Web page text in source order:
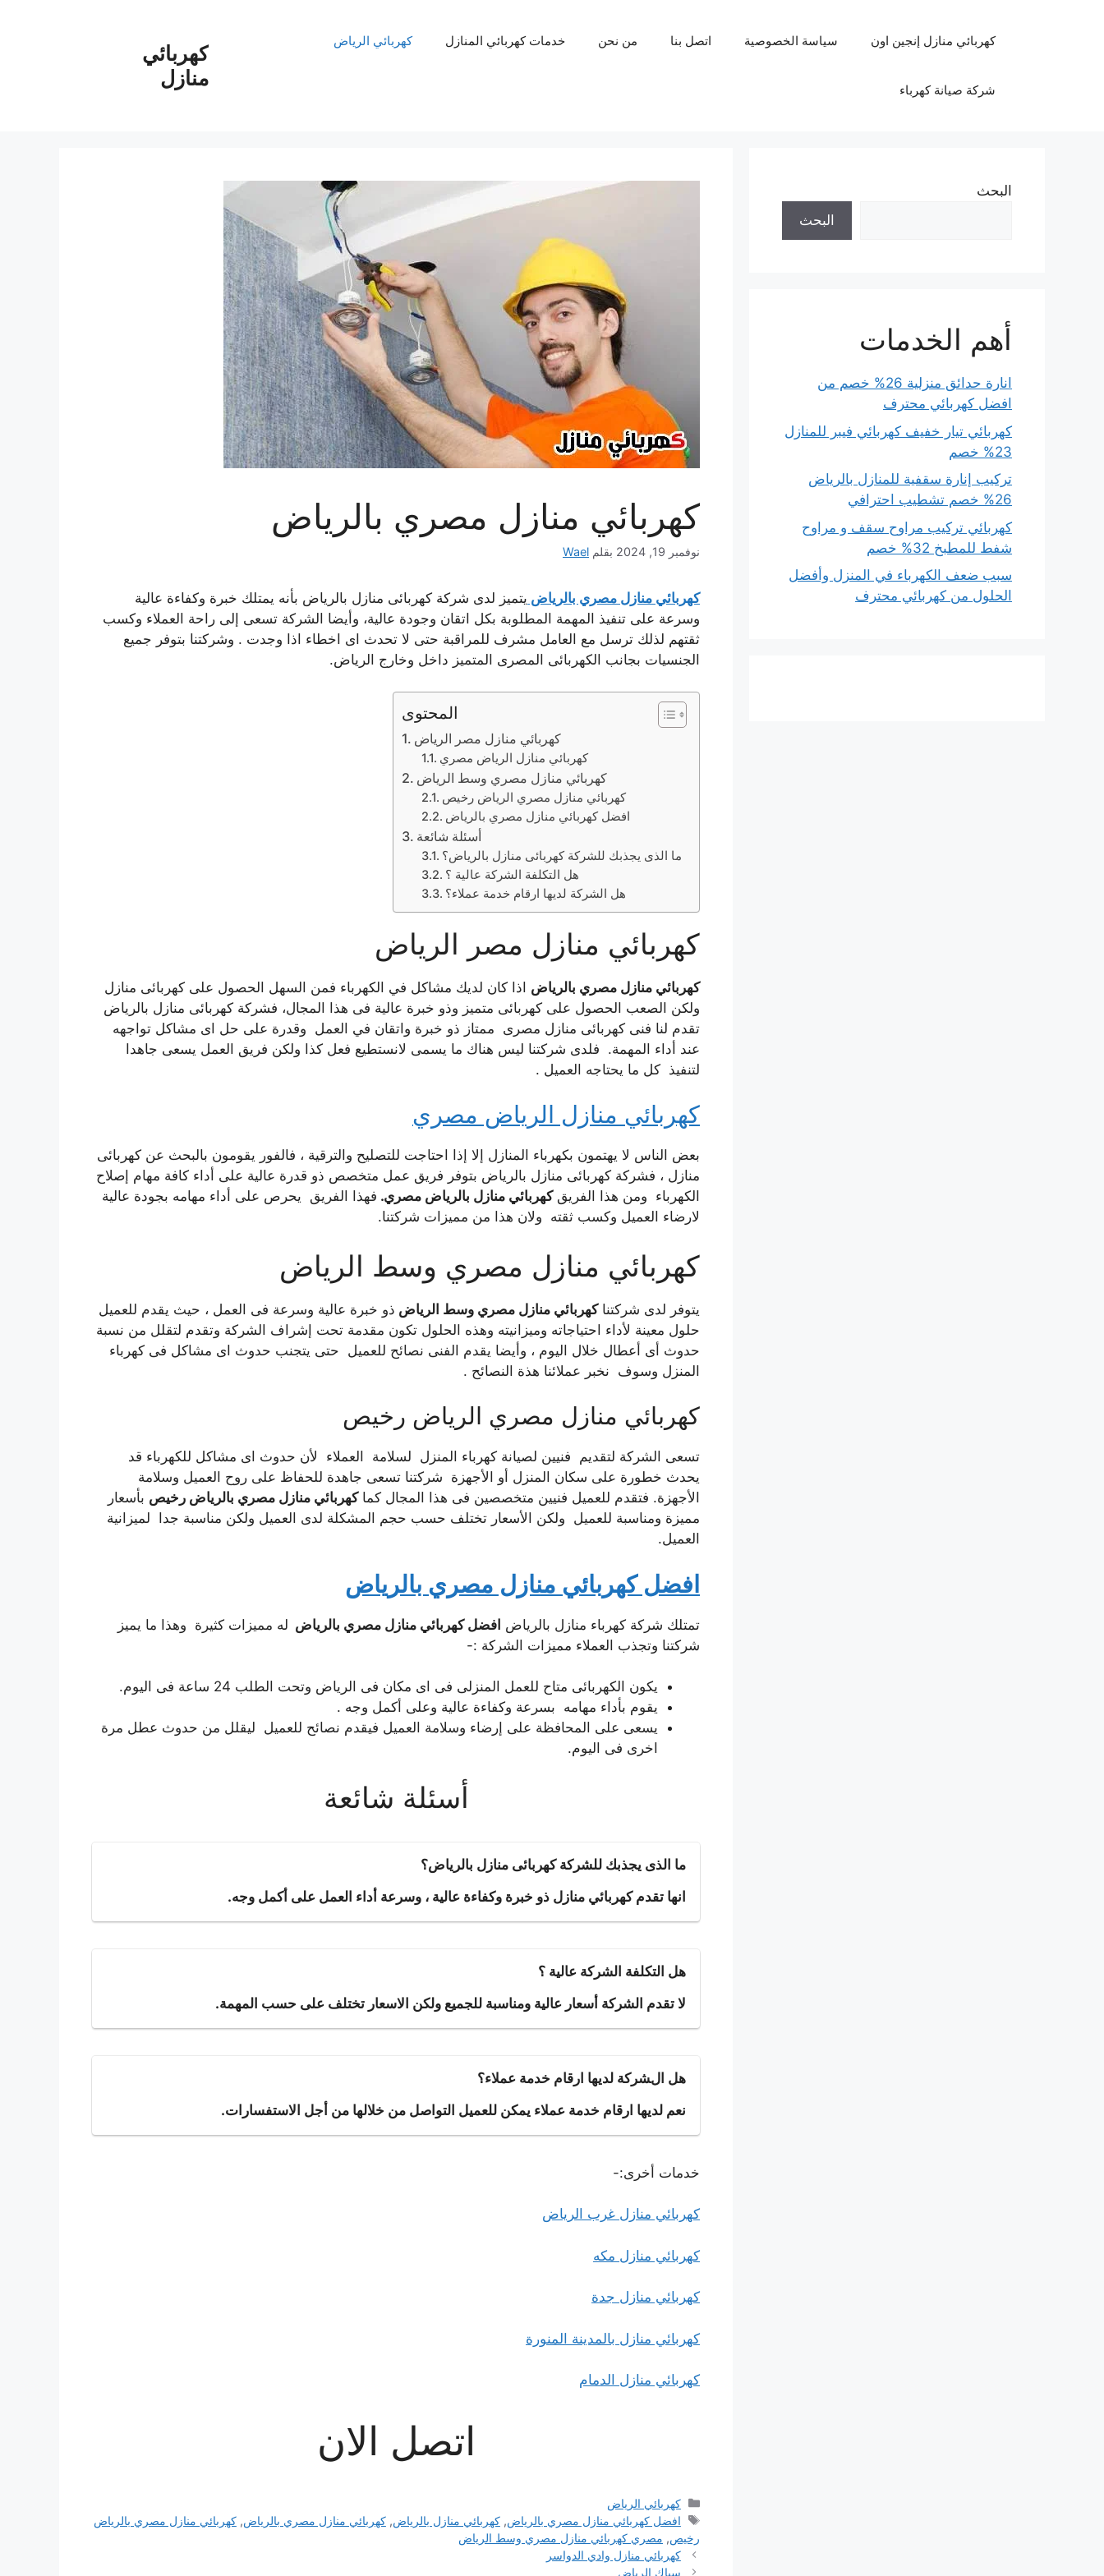
كهربائي
منازل
كهربائي منازل إنجين اون سياسة الخصوصية اتصل بنا من نحن خدمات كهربائي المنازل كهربائي الرياض
شركة صيانة كهرباء
كهربائي منازل مصري بالرياض
نوفمبر 19, 2024 بقلم Wael
كهربائي منازل مصري بالرياض يتميز لدى شركة كهربائى منازل بالرياض بأنه يمتلك خبرة وكفاءة عالية
وسرعة على تنفيذ المهمة المطلوبة بكل اتقان وجودة عالية، وأيضا الشركة تسعى إلى راحة العملاء وكسب
ثقتهم لذلك ترسل مع العامل مشرف للمراقبة حتى لا تحدث اى اخطاء اذا وجدت . وشركتنا بتوفر جميع
الجنسيات بجانب الكهربائى المصرى المتميز داخل وخارج الرياض.
المحتوى
كهربائي منازل مصر الرياض
كهربائي منازل الرياض مصري
كهربائي منازل مصري وسط الرياض
كهربائي منازل مصري الرياض رخيص
افضل كهربائي منازل مصري بالرياض
أسئلة شائعة
ما الذى يجذبك للشركة كهربائى منازل بالرياض؟
هل التكلفة الشركة عالية ؟
هل الشركة لديها ارقام خدمة عملاء؟
كهربائي منازل مصر الرياض
كهربائي منازل مصري بالرياض اذا كان لديك مشاكل في الكهرباء فمن السهل الحصول على كهربائى منازل
ولكن الصعب الحصول على كهربائى متميز وذو خبرة عالية فى هذا المجال، فشركة كهربائى منازل بالرياض
تقدم لنا فنى كهربائى منازل مصرى ممتاز ذو خبرة واتقان في العمل وقدرة على حل اى مشاكل تواجهه
عند أداء المهمة. فلدى شركتنا ليس هناك ما يسمى لانستطيع فعل كذا ولكن فريق العمل يسعى جاهدا
لتنفيذ كل ما يحتاجه العميل .
كهربائي منازل الرياض مصري
بعض الناس لا يهتمون بكهرباء المنازل إلا إذا احتاجت للتصليح والترقية ، فالفور يقومون بالبحث عن كهربائى
منازل ، فشركة كهربائى منازل بالرياض بتوفر فريق عمل متخصص ذو قدرة عالية على أداء كافة مهام إصلاح
الكهرباء ومن هذا الفريقكهربائي منازل بالرياض مصري. فهذا الفريق يحرص على أداء مهامه بجودة عالية
لارضاء العميل وكسب ثقته ولان هذا من مميزات شركتنا.
كهربائي منازل مصري وسط الرياض
يتوفر لدى شركتناكهربائي منازل مصري وسط الرياض ذو خبرة عالية وسرعة فى العمل ، حيث يقدم للعميل
حلول معينة لأداء احتياجاته وميزانيته وهذه الحلول تكون مقدمة تحت إشراف الشركة وتقدم لتقلل من نسبة
حدوث أى أعطال خلال اليوم ، وأيضا يقدم الفنى نصائح للعميل حتى يتجنب حدوث اى مشاكل فى كهرباء
المنزل وسوف نخبر عملائنا هذة النصائح .
كهربائي منازل مصري الرياض رخيص
تسعى الشركة لتقديم فنيين لصيانة كهرباء المنزل لسلامة العملاء لأن حدوث اى مشاكل للكهرباء قد
يحدث خطورة على سكان المنزل أو الأجهزة شركتنا تسعى جاهدة للحفاظ على روح العميل وسلامة
الأجهزة. فتقدم للعميل فنيين متخصصين فى هذا المجال كماكهربائي منازل مصري بالرياض رخيص بأسعار
مميزة ومناسبة للعميل ولكن الأسعار تختلف حسب حجم المشكلة لدى العميل ولكن مناسبة جدا لميزانية
العميل.
افضل كهربائي منازل مصري بالرياض
تمتلك شركة كهرباء منازل بالرياض افضل كهربائي منازل مصري بالرياض له مميزات كثيرة وهذا ما يميز
شركتنا وتجذب العملاء مميزات الشركة :-
يكون الكهربائى متاح للعمل المنزلى فى اى مكان فى الرياض وتحت الطلب 24 ساعة فى اليوم.
يقوم بأداء مهامه بسرعة وكفاءة عالية وعلى أكمل وجه .
يسعى على المحافظة على إرضاء وسلامة العميل فيقدم نصائح للعميل ليقلل من حدوث عطل مرة
اخرى فى اليوم.
أسئلة شائعة
ما الذى يجذبك للشركة كهربائى منازل بالرياض؟
انها تقدم كهربائي منازل ذو خبرة وكفاءة عالية ، وسرعة أداء العمل على أكمل وجه.
هل التكلفة الشركة عالية ؟
لا تقدم الشركة أسعار عالية ومناسبة للجميع ولكن الاسعار تختلف على حسب المهمة.
هل الشركة لديها ارقام خدمة عملاء؟
نعم لديها ارقام خدمة عملاء يمكن للعميل التواصل من خلالها من أجل الاستفسارات.
خدمات أخرى:-
كهربائي منازل غرب الرياض
كهربائي منازل مكه
كهربائي منازل جدة
كهربائي منازل بالمدينة المنورة
كهربائي منازل الدمام
اتصل الان
التصنيفات
كهربائي الرياض
الوسوم
افضل كهربائي منازل مصري بالرياض,كهربائي منازل بالرياض,كهربائي منازل مصري بالرياض,كهربائي منازل مصري بالرياض
رخيص, مصري كهربائي منازل مصري وسط الرياض
كهربائي منازل وادي الدواسر
سباك الرياض
البحث
البحث
أهم الخدمات
انارة حدائق منزلية 26% خصم من
افضل كهربائي محترف
كهربائي تيار خفيف كهربائي فيبر للمنازل
23% خصم
تركيب إنارة سقفية للمنازل بالرياض
26% خصم تشطيب احترافي
كهربائي تركيب مراوح سقف و مراوح
شفط للمطبخ 32% خصم
سبب ضعف الكهرباء في المنزل وأفضل
الحلول من كهربائي محترف